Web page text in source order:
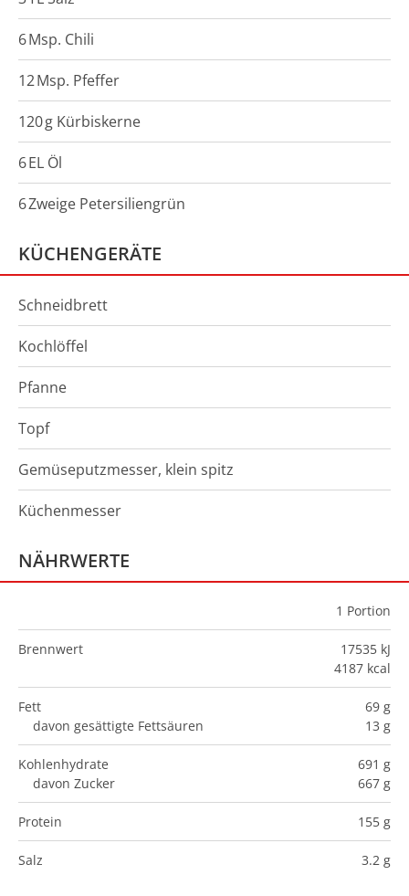
6Msp. Chili
12Msp. Pfeffer
120g Kürbiskerne
6EL Öl
6Zweige Petersiliengrün
KÜCHENGERÄTE
Schneidbrett
Kochlöffel
Pfanne
Topf
Gemüseputzmesser, klein spitz
Küchenmesser
NÄHRWERTE
1 Portion
Brennwert
17535 kJ
4187 kcal
Fett
69 g
davon gesättigte Fettsäuren
13 g
Kohlenhydrate
691 g
davon Zucker
667 g
Protein 155 g
Salz 3.2 g